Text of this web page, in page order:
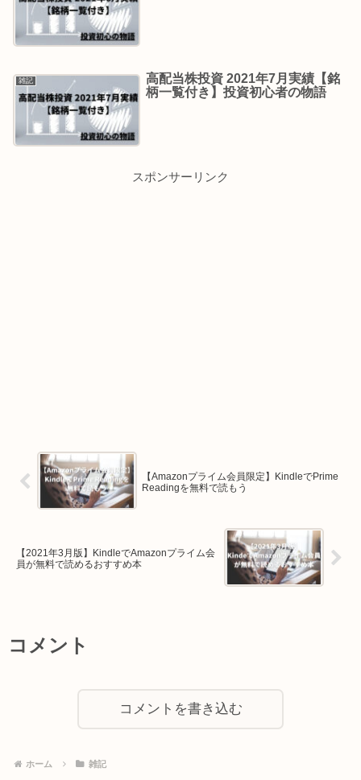
雑記
高配当株投資 2021年7月実績【銘
柄一覧付き】投資初心者の物語
スポンサーリンク
【Amazonプライム会員限定】KindleでPrime
Readingを無料で読もう
【2021年3月版】KindleでAmazonプライム会
員が無料で読めるおすすめ本
コメント
コメントを書き込む
ホーム 雑記